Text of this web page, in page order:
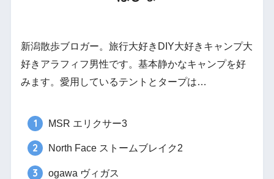
新潟散歩ブロガー。旅行大好きDIY大好きキャンプ大
好きアラフィフ男性です。基本静かなキャンプを好
みます。愛用しているテントとタープは…
MSR エリクサー3
North Face ストームブレイク2
ogawa ヴィガス